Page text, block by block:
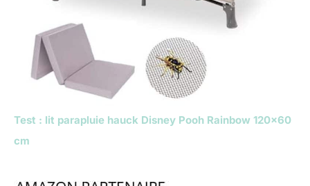
Test : lit parapluie hauck Disney Pooh Rainbow 120×60
cm